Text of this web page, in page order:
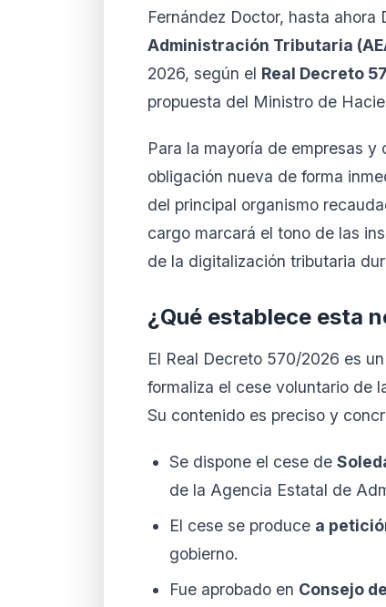
Análisis de
El análisis detallado del
disponible con los planes
contenido completo y
Desde 9,99 €/mes ·
Fernández Doctor, hasta ahora
Administración Tributaria
2026, según el Real Decreto
propuesta del Ministro de
Para la mayoría de empresas
obligación nueva de forma
del principal organismo
cargo marcará el tono de las
de la digitalización tributaria
¿Qué establece esta
El Real Decreto 570/2026 es
formaliza el cese voluntario de
Su contenido es preciso y
Se dispone el cese de
de la Agencia Estatal de
El cese se produce a
gobierno.
Fue aprobado en Consejo